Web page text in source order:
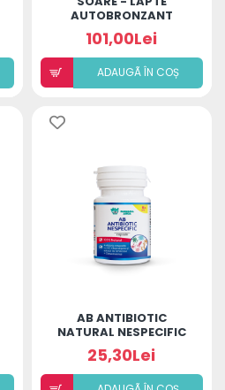
AUTOBRONZANT
ESENȚĂ DE SANTAL &
PATCHOULI ACID
HIALURONIC 200ML
101,00Lei
ADAUGÃ ÎN COȘ
AB ANTIBIOTIC
NATURAL NESPECIFIC
ECHINACEA + CISTUS -
15 CAPSULE
25,30Lei